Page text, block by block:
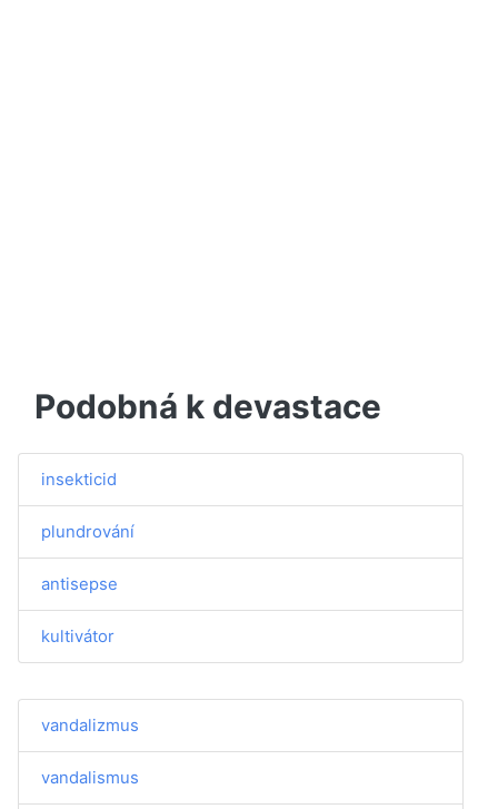
Podobná k devastace
insekticid
plundrování
antisepse
kultivátor
vandalizmus
vandalismus